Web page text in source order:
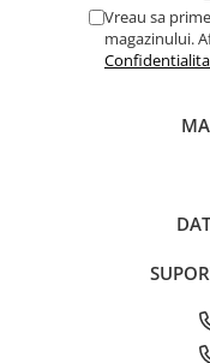
Vreau sa
magazinului.